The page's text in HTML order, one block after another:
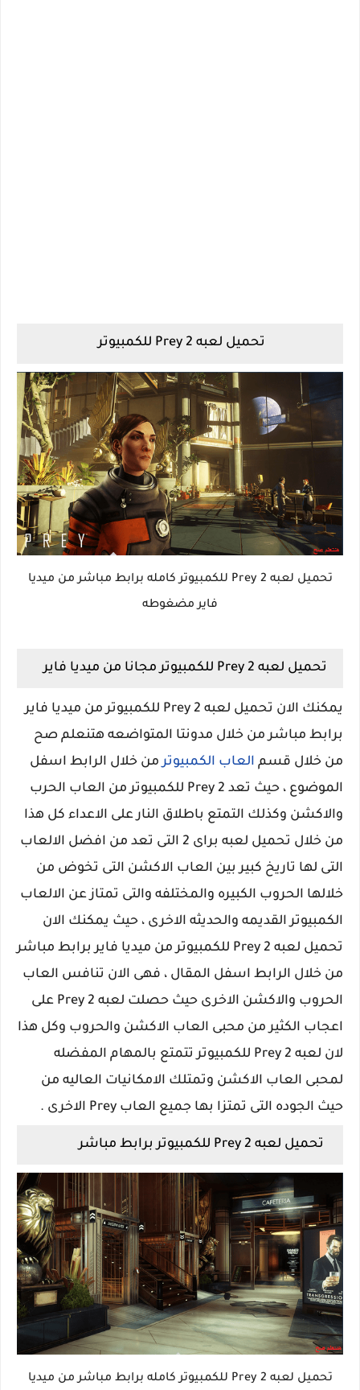
تحميل لعبه Prey 2 للكمبيوتر
تحميل لعبه 2 Prey للكمبيوتر كامله برابط مباشر من ميديا
فاير مضغوطه
تحميل لعبه Prey 2 للكمبيوتر مجانا من ميديا فاير
يمكنك الان تحميل لعبه Prey 2 للكمبيوتر من ميديا فاير
برابط مباشر من خلال مدونتا المتواضعه هتنعلم صح
من خلال قسم العاب الكمبيوترمن خلال الرابط اسفل
الموضوع ، حيث تعد Prey 2 للكمبيوتر من العاب الحرب
والاكشن وكذلك التمتع باطلاق النار على الاعداء كل هذا
من خلال تحميل لعبه براى 2 التى تعد من افضل الالعاب
التى لها تاريخ كبير بين العاب الاكشن التى تخوض من
خلالها الحروب الكبيره والمختلفه والتى تمتاز عن الالعاب
الكمبيوتر القديمه والحديثه الاخرى ، حيث يمكنك الان
تحميل لعبه Prey 2 للكمبيوتر من ميديا فاير برابط مباشر
من خلال الرابط اسفل المقال ، فهى الان تنافس العاب
الحروب والاكشن الاخرى حيث حصلت لعبه Prey 2 على
اعجاب الكثير من محبى العاب الاكشن والحروب وكل هذا
لان لعبه Prey 2 للكمبيوتر تتمتع بالمهام المفضله
لمحبى العاب الاكشن وتمتلك الامكانيات العاليه من
حيث الجوده التى تمتزا بها جميع العاب Prey الاخرى .
تحميل لعبه Prey 2 للكمبيوتر برابط مباشر
تحميل لعبه 2 Prey للكمبيوتر كامله برابط مباشر من ميديا